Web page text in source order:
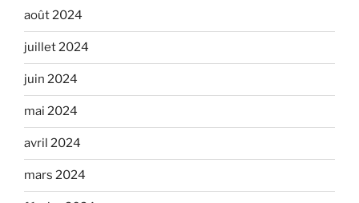
août 2024
juillet 2024
juin 2024
mai 2024
avril 2024
mars 2024